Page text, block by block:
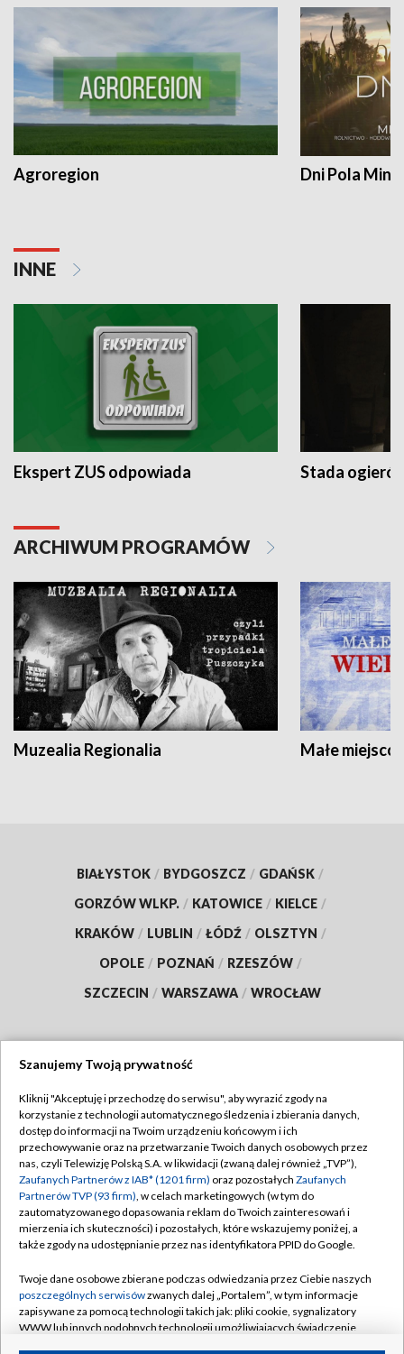
Agroregion Dni Pola
INNE
Ekspert ZUS odpowiada Stada
ARCHIWUM PROGRAMÓW
Muzealia Regionalia Małe
BIAŁYSTOK / BYDGOSZCZ / GDAŃSK /
GORZÓW WLKP. / KATOWICE / KIELCE /
KRAKÓW / LUBLIN / ŁÓDŹ / OLSZTYN /
OPOLE / POZNAŃ / RZESZÓW /
SZCZECIN / WARSZAWA / WROCŁAW
TVP
Abonament TVP
Emisja w TVP
Centrum informacji TVP
Naziemna Telewizja Cyfrowa
Rada Programowa
System NOS
Informacje o nadawcy
Regulamin TVP
Polityka prywatności
Moje zgody
Pomoc
Kontakt
Szanujemy Twoją prywatność
Kliknij "Akceptuję i przechodzę do serwisu", aby wyrazić zgody na
korzystanie z technologii automatycznego śledzenia i zbierania danych,
dostęp do informacji na Twoim urządzeniu końcowym i ich
przechowywanie oraz na przetwarzanie Twoich danych osobowych przez
nas, czyli Telewizję Polską S.A. w likwidacji (zwaną dalej również „TVP”),
Zaufanych Partnerów z IAB* (1201 firm) oraz pozostałych Zaufanych
Partnerów TVP (93 firm), w celach marketingowych (w tym do
zautomatyzowanego dopasowania reklam do Twoich zainteresowań i
mierzenia ich skuteczności) i pozostałych, które wskazujemy poniżej, a
także zgody na udostępnianie przez nas identyfikatora PPID do Google.
Twoje dane osobowe zbierane podczas odwiedzania przez Ciebie naszych
poszczególnych serwisówzwanych dalej „Portalem”, w tym informacje
zapisywane za pomocą technologii takich jak: pliki cookie, sygnalizatory
WWW lub innych podobnych technologii umożliwiających świadczenie